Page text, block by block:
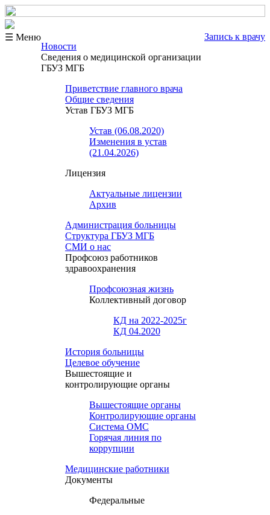
☰ Меню
Запись к врачу
Новости
Сведения о медицинской организации
ГБУЗ МГБ
Приветствие главного врача
Общие сведения
Устав ГБУЗ МГБ
Устав (06.08.2020)
Изменения в устав
(21.04.2026)
Лицензия
Актуальные лицензии
Архив
Администрация больницы
Структура ГБУЗ МГБ
СМИ о нас
Профсоюз работников
здравоохранения
Профсоюзная жизнь
Коллективный договор
КД на 2022-2025г
КД 04.2020
История больницы
Целевое обучение
Вышестоящие и
контролирующие органы
Вышестоящие органы
Контролирующие органы
Система ОМС
Горячая линия по
коррупции
Медицинские работники
Документы
Федеральные